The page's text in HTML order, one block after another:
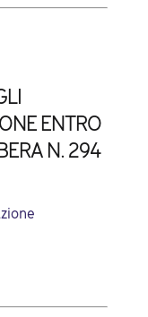
ENTRO
N. 294